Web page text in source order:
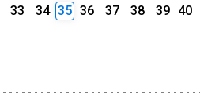
33 34 35 36 37 38 39 40